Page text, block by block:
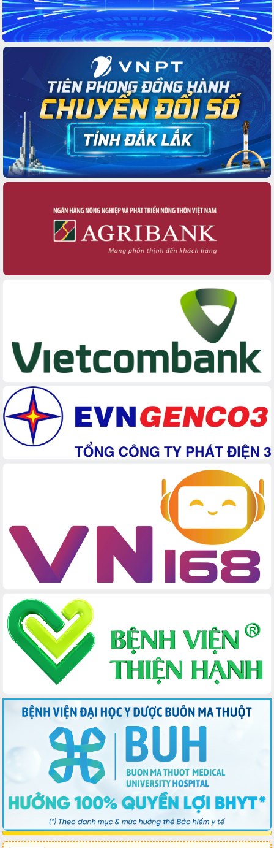
Đắk Lắk ký kết thỏa thuận hợp tác về
chuyển đổi số giai đoạn 2026 – 2030
với Tập đoàn Bưu chính Viễn thông
Việt Nam
Thứ trưởng Bộ Y tế làm việc với tỉnh
Đắk Lắk về phát triển nhân lực y tế
cho trạm y tế cấp xã
Du lịch Đắk Lắk nâng tầm trải nghiệm
du khách thông qua Hệ thống cơ sở dữ
liệu và Bản đồ số
Tập huấn ứng dụng trí tuệ nhân tạo (AI)
trong thương mại điện tử năm 2026
Đoàn đại biểu Quốc hội tỉnh Đắk Lắk
trao đổi thông tin trước Kỳ họp thứ
Quyết liệt cải cách hành chính, khơi
thông nguồn lực phát triển
Nâng cao hiệu lực, hiệu quả HĐND
tỉnh thông qua hiện đại hóa hành chính
chuyển đổi số
Xây dựng nền hành chính số đồng
hành cùng nông dân dân, doanh nghiệp
Giai đoạn 2026-2030, Đắk Lắk phấn
đấu có 77% xã đạt chuẩn nông thôn
mới
Chuyển đổi số 'mở đường' cho nông
nghiệp Đắk Lắk tăng trưởng bứt phá
Triển khai đồng bộ đo đạc, lập hồ sơ
địa chính, hoàn thiện cơ sở dữ liệu đất
Đảng từ Sổ tay đảng viên điện tử
Đắk Lắk đẩy mạnh nuôi biển công
nghệ, hướng tới phát triển thủy sản
bền vững
chuyển đổi số cho cán bộ, công chức
cấp xã
Đắk Lắk phát động hưởng ứng Ngày
Quyền của người tiêu dùng Việt Nam
2026
Đẩy mạnh cải cách hành chính, quyết
tâm đạt được mục tiêu tăng trưởng
Tổ chức trang trọng Lễ hội Đền thờ
Lương Văn Chánh năm 2026
Phó Bí thư Tỉnh ủy Đắk Lắk Đỗ Hữu
Huy giữ chức Bí thư Đảng ủy Ủy Ban
Nhân dân tỉnh
Bệnh án điện tử thúc đẩy chuyển đổi
Chuyển đổi số thư viện: Mở rộng
không gian tri thức trong thời đại số
Đánh giá, rút kinh nghiệm công tác tổ
chức diễn tập trước ngày bầu cử